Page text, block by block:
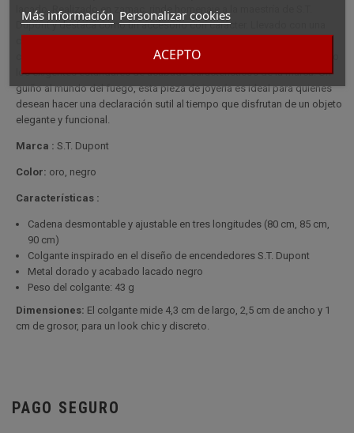
Más información Personalizar cookies
ACEPTO
lacado. Realizado en zamac, rinde homenaje a la maestría de S.T.
Dupont y destaca como un accesorio con carácter. Llevado con una
como los más sofisticados. Refleja tanto la precisión del diseño como
los exigentes estándares de acabado característicos de la marca. Un
guiño al mundo del fuego, esta pieza de joyería es ideal para quienes
desean hacer una declaración sutil al tiempo que disfrutan de un objeto
elegante y funcional.
Marca : S.T. Dupont
Color: oro, negro
Características :
Cadena desmontable y ajustable en tres longitudes (80 cm, 85 cm,
90 cm)
Colgante inspirado en el diseño de encendedores S.T. Dupont
Metal dorado y acabado lacado negro
Peso del colgante: 43 g
Dimensiones: El colgante mide 4,3 cm de largo, 2,5 cm de ancho y 1
cm de grosor, para un look chic y discreto.
PAGO SEGURO